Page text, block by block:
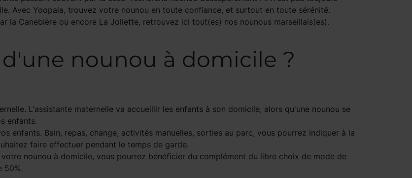
Avec Yoopala, trouvez votre nounou en toute confiance, et surtout en toute sérénité.
la Canebière ou encore La Joliette, retrouvez ici tout(es) nos nounous marseillais(es).
nounou à domicile ?
L'assistante maternelle va accueillir les enfants à son domicile, alors qu'une nounou se
enfants.
enfants. Bain, repas, change, activités manuelles, sorties au parc, vous pourrez indiquer à la
faire effectuer pendant le temps de garde.
nounou à domicile, vous pourrez bénéficier du complément du libre choix de mode de
50%.